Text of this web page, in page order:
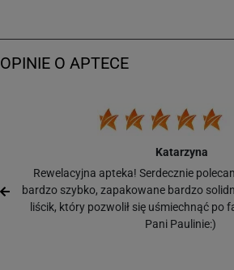
Katarzyna
Rewelacyjna apteka! Serdecznie
bardzo szybko, zapakowane bardzo
liścik, który pozwolił się uśmiechnąć po
Pani Paulinie:)